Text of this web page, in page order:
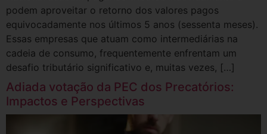
podem aproveitar o retorno dos valores pagos
equivocadamente nos últimos 5 anos (sessenta meses).
Essas empresas que atuam como intermediárias na
cadeia de consumo, frequentemente enfrentam um
desafio tributário significativo e, muitas vezes, […]
Adiada votação da PEC dos Precatórios:
Impactos e Perspectivas